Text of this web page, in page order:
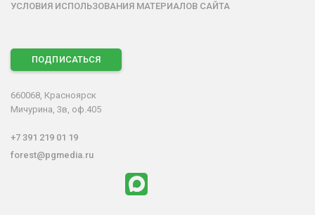
УСЛОВИЯ ИСПОЛЬЗОВАНИЯ МАТЕРИАЛОВ САЙТА
ПОДПИСАТЬСЯ
660068, Красноярск
Мичурина, 3в, оф.405
+7 391 219 01 19
forest@pgmedia.ru